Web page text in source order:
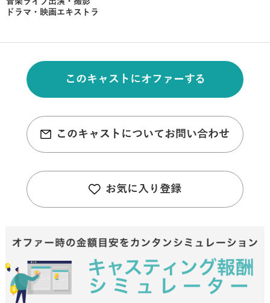
ドラマ・映画エキストラ
このキャストにオファーする
このキャストについてお問い合わせ
お気に入り登録